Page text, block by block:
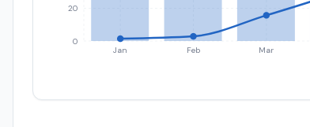
Jan Feb Mar
0
20